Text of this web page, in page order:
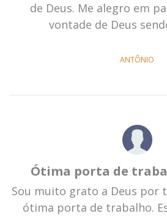
de Deus. Me alegro em
vontade de Deus
ANTÔNIO
Ótima porta de
Sou muito grato a Deus por
ótima porta de trabalho.